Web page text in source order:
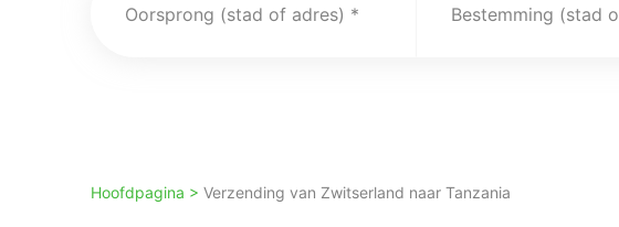
Oorsprong (stad of adres) Bestemming (stad
Hoofdpagina > Verzending van Zwitserland naar Tanzania